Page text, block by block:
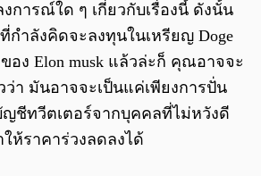
การณ์ใด ๆ เกี่ยวกับเรื่องนี้ ดังนั้น
ำลังคิดจะลงทุนในเหรียญ Doge
อง Elon musk แล้วล่ะก็ คุณอาจจะ
ว่า มันอาจจะเป็นแค่เพียงการปั่น
ชีทวีตเตอร์จากบุคคลที่ไม่หวังดี
ห้ราคาร่วงลดลงได้